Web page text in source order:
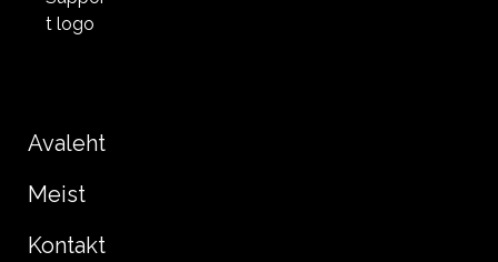
Avaleht
Meist
Kontakt